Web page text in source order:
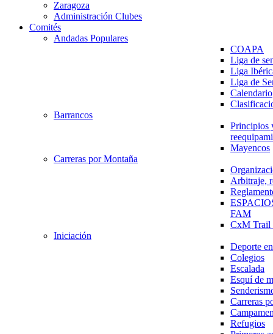
Zaragoza
Administración Clubes
Comités
Andadas Populares
COAPA
Liga de
Liga
Liga de
Calendario
Barrancos
Principios
Mayencos
Carreras por Montaña
Arbitraje,
FAM
CxM
Iniciación
Deporte
Colegios
Escalada
Esquí de
Carreras
Refugios